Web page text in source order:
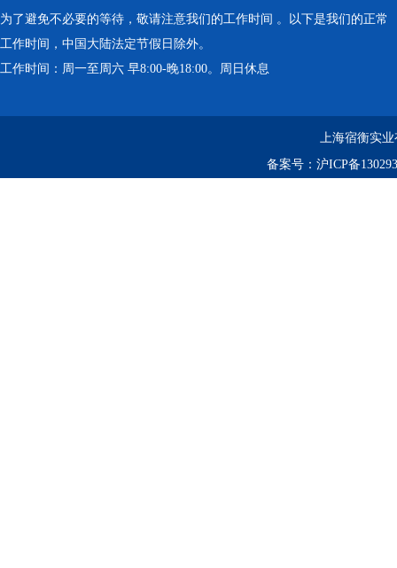
为了避免不必要的等待，敬请注意我们的工作时间 。以下是我们的正常
工作时间，中国大陆法定节假日除外。
工作时间：周一至周六 早8:00-晚18:00。周日休息
上海宿衡实
备案号： 沪ICP备